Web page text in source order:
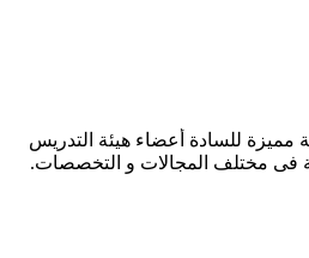
مميزة للسادة أعضاء هيئة التدريس
فى مختلف المجالات و التخصصات.